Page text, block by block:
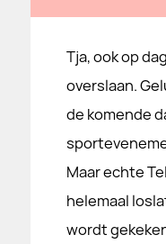
Tja, ook op
overslaan.
de komende
Maar echte
helemaal
wordt